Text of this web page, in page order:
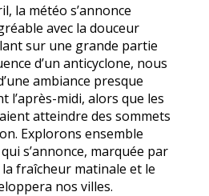
la météo s’annonce
avec la douceur
sur une grande partie
d’un anticyclone, nous
ambiance presque
l’après-midi, alors que les
atteindre des sommets
Explorons ensemble
s’annonce, marquée par
fraîcheur matinale et le
nos villes.